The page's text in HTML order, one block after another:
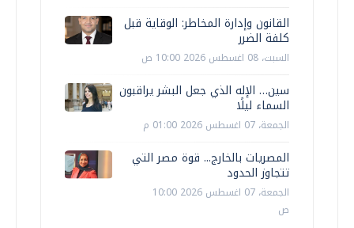
القانون وإدارة المخاطر: الوقاية قبل
كلفة الضرر
السبت، 08 اغسطس 2026 10:00 ص
سين… الإله الذي جعل البشر يراقبون
السماء ليلًا
الجمعة، 07 اغسطس 2026 01:00 م
المصريات بالخارج... قوة مصر التي
تتجاوز الحدود
الجمعة، 07 اغسطس 2026 10:00
ص